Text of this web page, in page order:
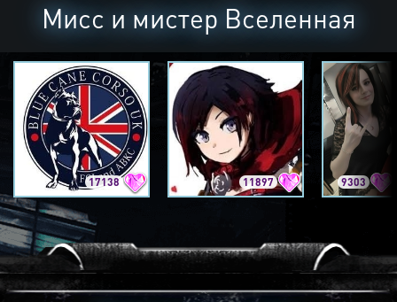
Мисс и мистер Вселенная
17138 11897 9303